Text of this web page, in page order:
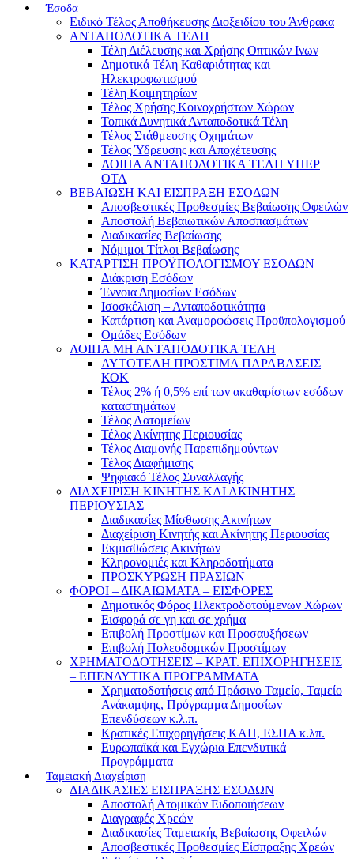
Έσοδα
Ειδικό Τέλος Αποθήκευσης Διοξειδίου του Άνθρακα
ΑΝΤΑΠΟΔΟΤΙΚΑ ΤΕΛΗ
Τέλη Διέλευσης και Χρήσης Οπτικών Ινων
Δημοτικά Τέλη Καθαριότητας και
Ηλεκτροφωτισμού
Τέλη Κοιμητηρίων
Τέλος Χρήσης Κοινοχρήστων Χώρων
Τοπικά Δυνητικά Ανταποδοτικά Τέλη
Τέλος Στάθμευσης Οχημάτων
Τέλος Ύδρευσης και Αποχέτευσης
ΛΟΙΠΑ ΑΝΤΑΠΟΔΟΤΙΚΑ ΤΕΛΗ ΥΠΕΡ
ΟΤΑ
ΒΕΒΑΙΩΣΗ ΚΑΙ ΕΙΣΠΡΑΞΗ ΕΣΟΔΩΝ
Αποσβεστικές Προθεσμίες Βεβαίωσης Οφειλών
Αποστολή Βεβαιωτικών Αποσπασμάτων
Διαδικασίες Βεβαίωσης
Νόμιμοι Τίτλοι Βεβαίωσης
ΚΑΤΑΡΤΙΣΗ ΠΡΟΫΠΟΛΟΓΙΣΜΟΥ ΕΣΟΔΩΝ
Διάκριση Εσόδων
Έννοια Δημοσίων Εσόδων
Ισοσκέλιση – Ανταποδοτικότητα
Κατάρτιση και Αναμορφώσεις Προϋπολογισμού
Ομάδες Εσόδων
ΛΟΙΠΑ ΜΗ ΑΝΤΑΠΟΔΟΤΙΚΑ ΤΕΛΗ
ΑΥΤΟΤΕΛΗ ΠΡΟΣΤΙΜΑ ΠΑΡΑΒΑΣΕΙΣ
ΚΟΚ
Τέλος 2% ή 0,5% επί των ακαθαρίστων εσόδων
καταστημάτων
Τέλος Λατομείων
Τέλος Ακίνητης Περιουσίας
Τέλος Διαμονής Παρεπιδημούντων
Τέλος Διαφήμισης
Ψηφιακό Τέλος Συναλλαγής
ΔΙΑΧΕΙΡΙΣΗ ΚΙΝΗΤΗΣ ΚΑΙ ΑΚΙΝΗΤΗΣ
ΠΕΡΙΟΥΣΙΑΣ
Διαδικασίες Μίσθωσης Ακινήτων
Διαχείριση Κινητής και Ακίνητης Περιουσίας
Εκμισθώσεις Ακινήτων
Κληρονομιές και Κληροδοτήματα
ΠΡΟΣΚΥΡΩΣΗ ΠΡΑΣΙΩΝ
ΦΟΡΟΙ – ΔΙΚΑΙΩΜΑΤΑ – ΕΙΣΦΟΡΕΣ
Δημοτικός Φόρος Ηλεκτροδοτούμενων Χώρων
Εισφορά σε γη και σε χρήμα
Επιβολή Προστίμων και Προσαυξήσεων
Επιβολή Πολεοδομικών Προστίμων
ΧΡΗΜΑΤΟΔΟΤΗΣΕΙΣ – ΚΡΑΤ. ΕΠΙΧΟΡΗΓΗΣΕΙΣ
– ΕΠΕΝΔΥΤΙΚΑ ΠΡΟΓΡΑΜΜΑΤΑ
Χρηματοδοτήσεις από Πράσινο Ταμείο, Ταμείο
Ανάκαμψης, Πρόγραμμα Δημοσίων
Επενδύσεων κ.λ.π.
Κρατικές Επιχορηγήσεις ΚΑΠ, ΕΣΠΑ κ.λπ.
Ευρωπαϊκά και Εγχώρια Επενδυτικά
Προγράμματα
Ταμειακή Διαχείριση
ΔΙΑΔΙΚΑΣΙΕΣ ΕΙΣΠΡΑΞΗΣ ΕΣΟΔΩΝ
Αποστολή Ατομικών Ειδοποιήσεων
Διαγραφές Χρεών
Διαδικασίες Ταμειακής Βεβαίωσης Οφειλών
Αποσβεστικές Προθεσμίες Είσπραξης Χρεών